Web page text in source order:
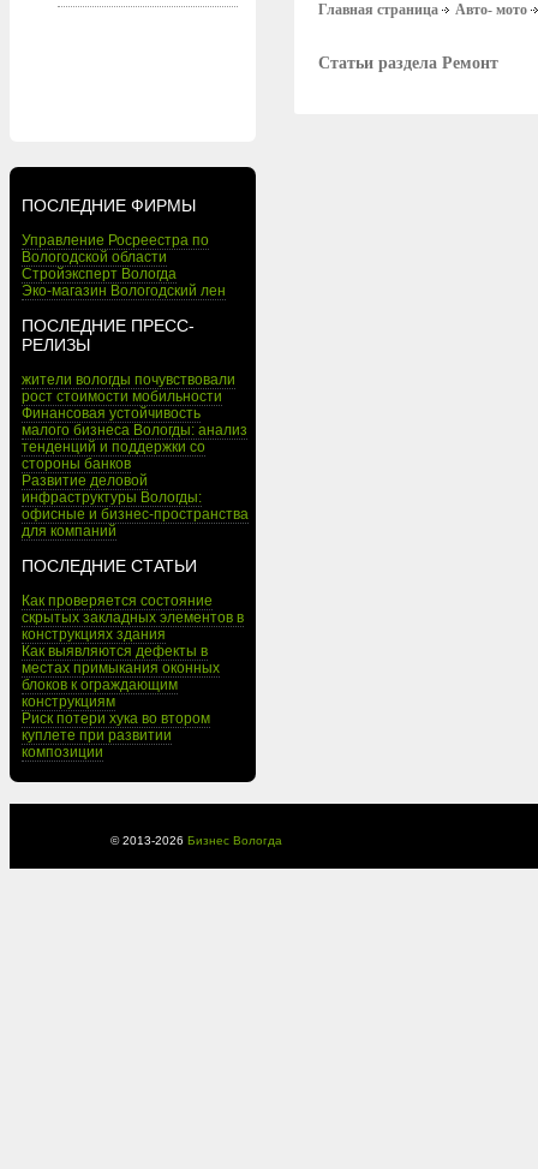
ПОСЛЕДНИЕ ФИРМЫ
Управление Росреестра по
Вологодской области
Стройэксперт Вологда
Эко-магазин Вологодский лен
ПОСЛЕДНИЕ ПРЕСС-
РЕЛИЗЫ
жители вологды почувствовали
рост стоимости мобильности
Финансовая устойчивость
малого бизнеса Вологды: анализ
тенденций и поддержки со
стороны банков
Развитие деловой
инфраструктуры Вологды:
офисные и бизнес-пространства
для компаний
ПОСЛЕДНИЕ СТАТЬИ
Как проверяется состояние
скрытых закладных элементов в
конструкциях здания
Как выявляются дефекты в
местах примыкания оконных
блоков к ограждающим
конструкциям
Риск потери хука во втором
куплете при развитии
композиции
Главная страница Авто- мото
Статьи раздела Ремонт
© 2013-2026 Бизнес Вологда